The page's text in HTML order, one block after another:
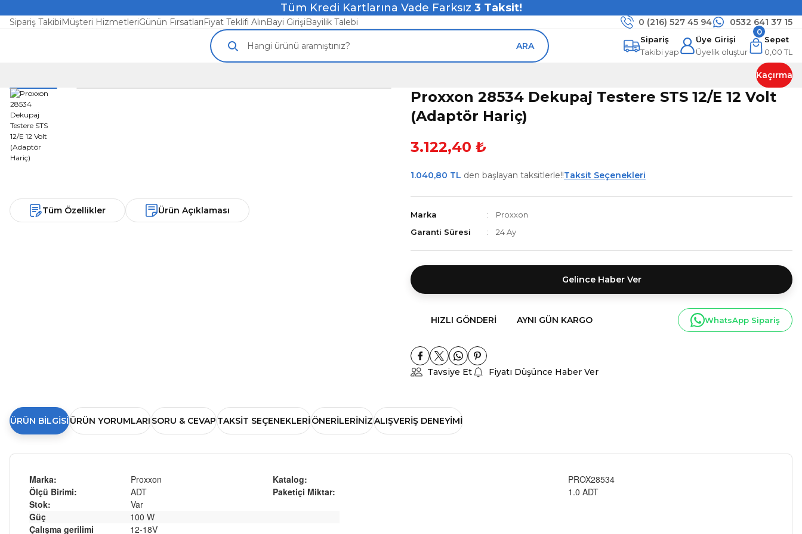
Tüm Kredi Kartlarına Vade Farksız 3 Taksit!
Sipariş TakibiMüşteri HizmetleriGünün FırsatlarıFiyat Teklifi AlınBayi GirişiBayilik Talebi 0 (216) 527 45 94 0532 641 37 15
ARA
Sipariş
Takibi yap
Üye Girişi
Üyelik oluştur
Sepet
0,00 TL
0
Kaçırma
Tüm Özellikler Ürün Açıklaması
Proxxon 28534 Dekupaj Testere STS 12/E 12 Volt
(Adaptör Hariç)
3.122,40 ₺
1.040,80 TL den başlayan taksitlerle!!Taksit Seçenekleri
Marka
Proxxon
Garanti Süresi
24 Ay
Gelince Haber Ver
HIZLI GÖNDERI AYNI GÜN KARGO WhatsApp Sipariş
Tavsiye Et Fiyatı Düşünce Haber Ver
ÜRÜN BILGISI ÜRÜN YORUMLARISORU & CEVAPTAKSIT SEÇENEKLERIÖNERILERINIZALIŞVERIŞ DENEYIMI
Marka: Proxxon Katalog:
PROX28534
Ölçü Birimi:
ADT Paketiçi Miktar:
1.0 ADT
Stok:
Var
Güç
100 W
Çalışma gerilimi
12-18V